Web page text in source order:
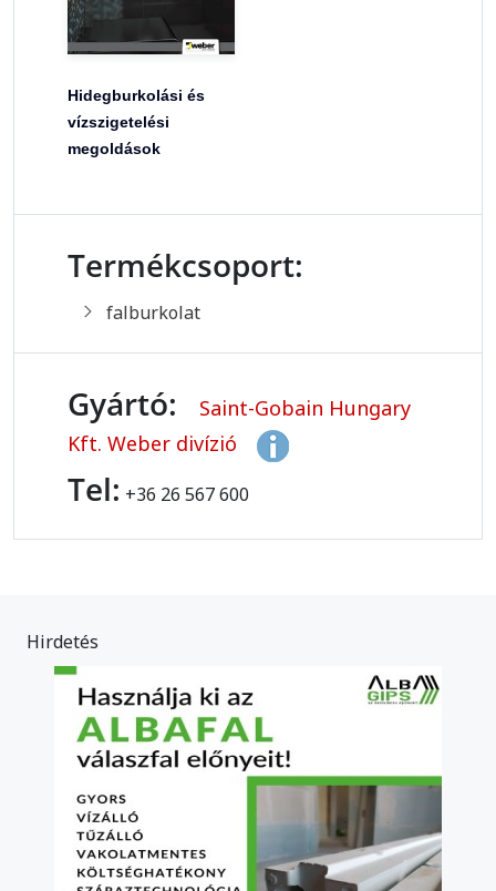
Hidegburkolási és
vízszigetelési
megoldások
Termékcsoport:
falburkolat
Gyártó:
Saint-Gobain Hungary
Kft. Weber divízió
Tel: +36 26 567 600
Hirdetés